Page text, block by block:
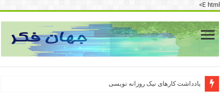
E html>
یادداشت کارهای نیک روزانه نویسی
دسترسی به اینترنت پرو